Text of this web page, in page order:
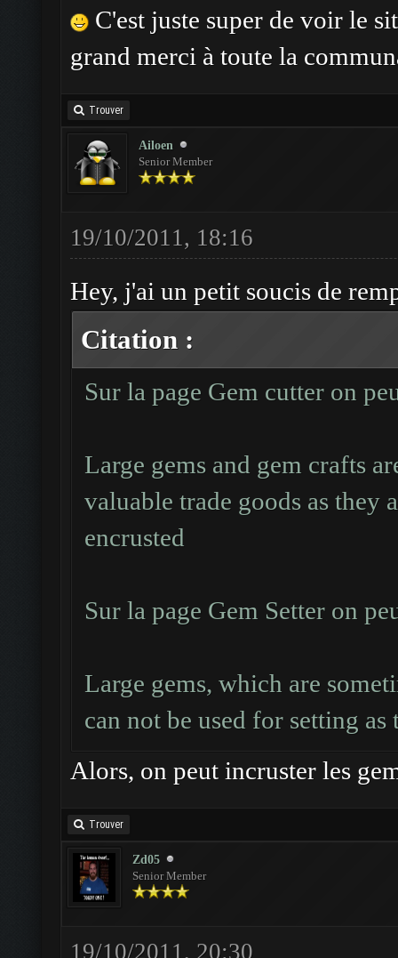
C'est juste super de voir le
grand merci à toute la
Trouver
Ailoen
Senior Member
19/10/2011, 18:16
Hey, j'ai un petit soucis de
Citation :
Sur la page Gem cutter on
Large gems and gem crafts
valuable trade goods as they
encrusted
Sur la page Gem Setter on
Large gems, which are
can not be used for setting
Alors, on peut incruster les
Trouver
Zd05
Senior Member
19/10/2011, 20:30